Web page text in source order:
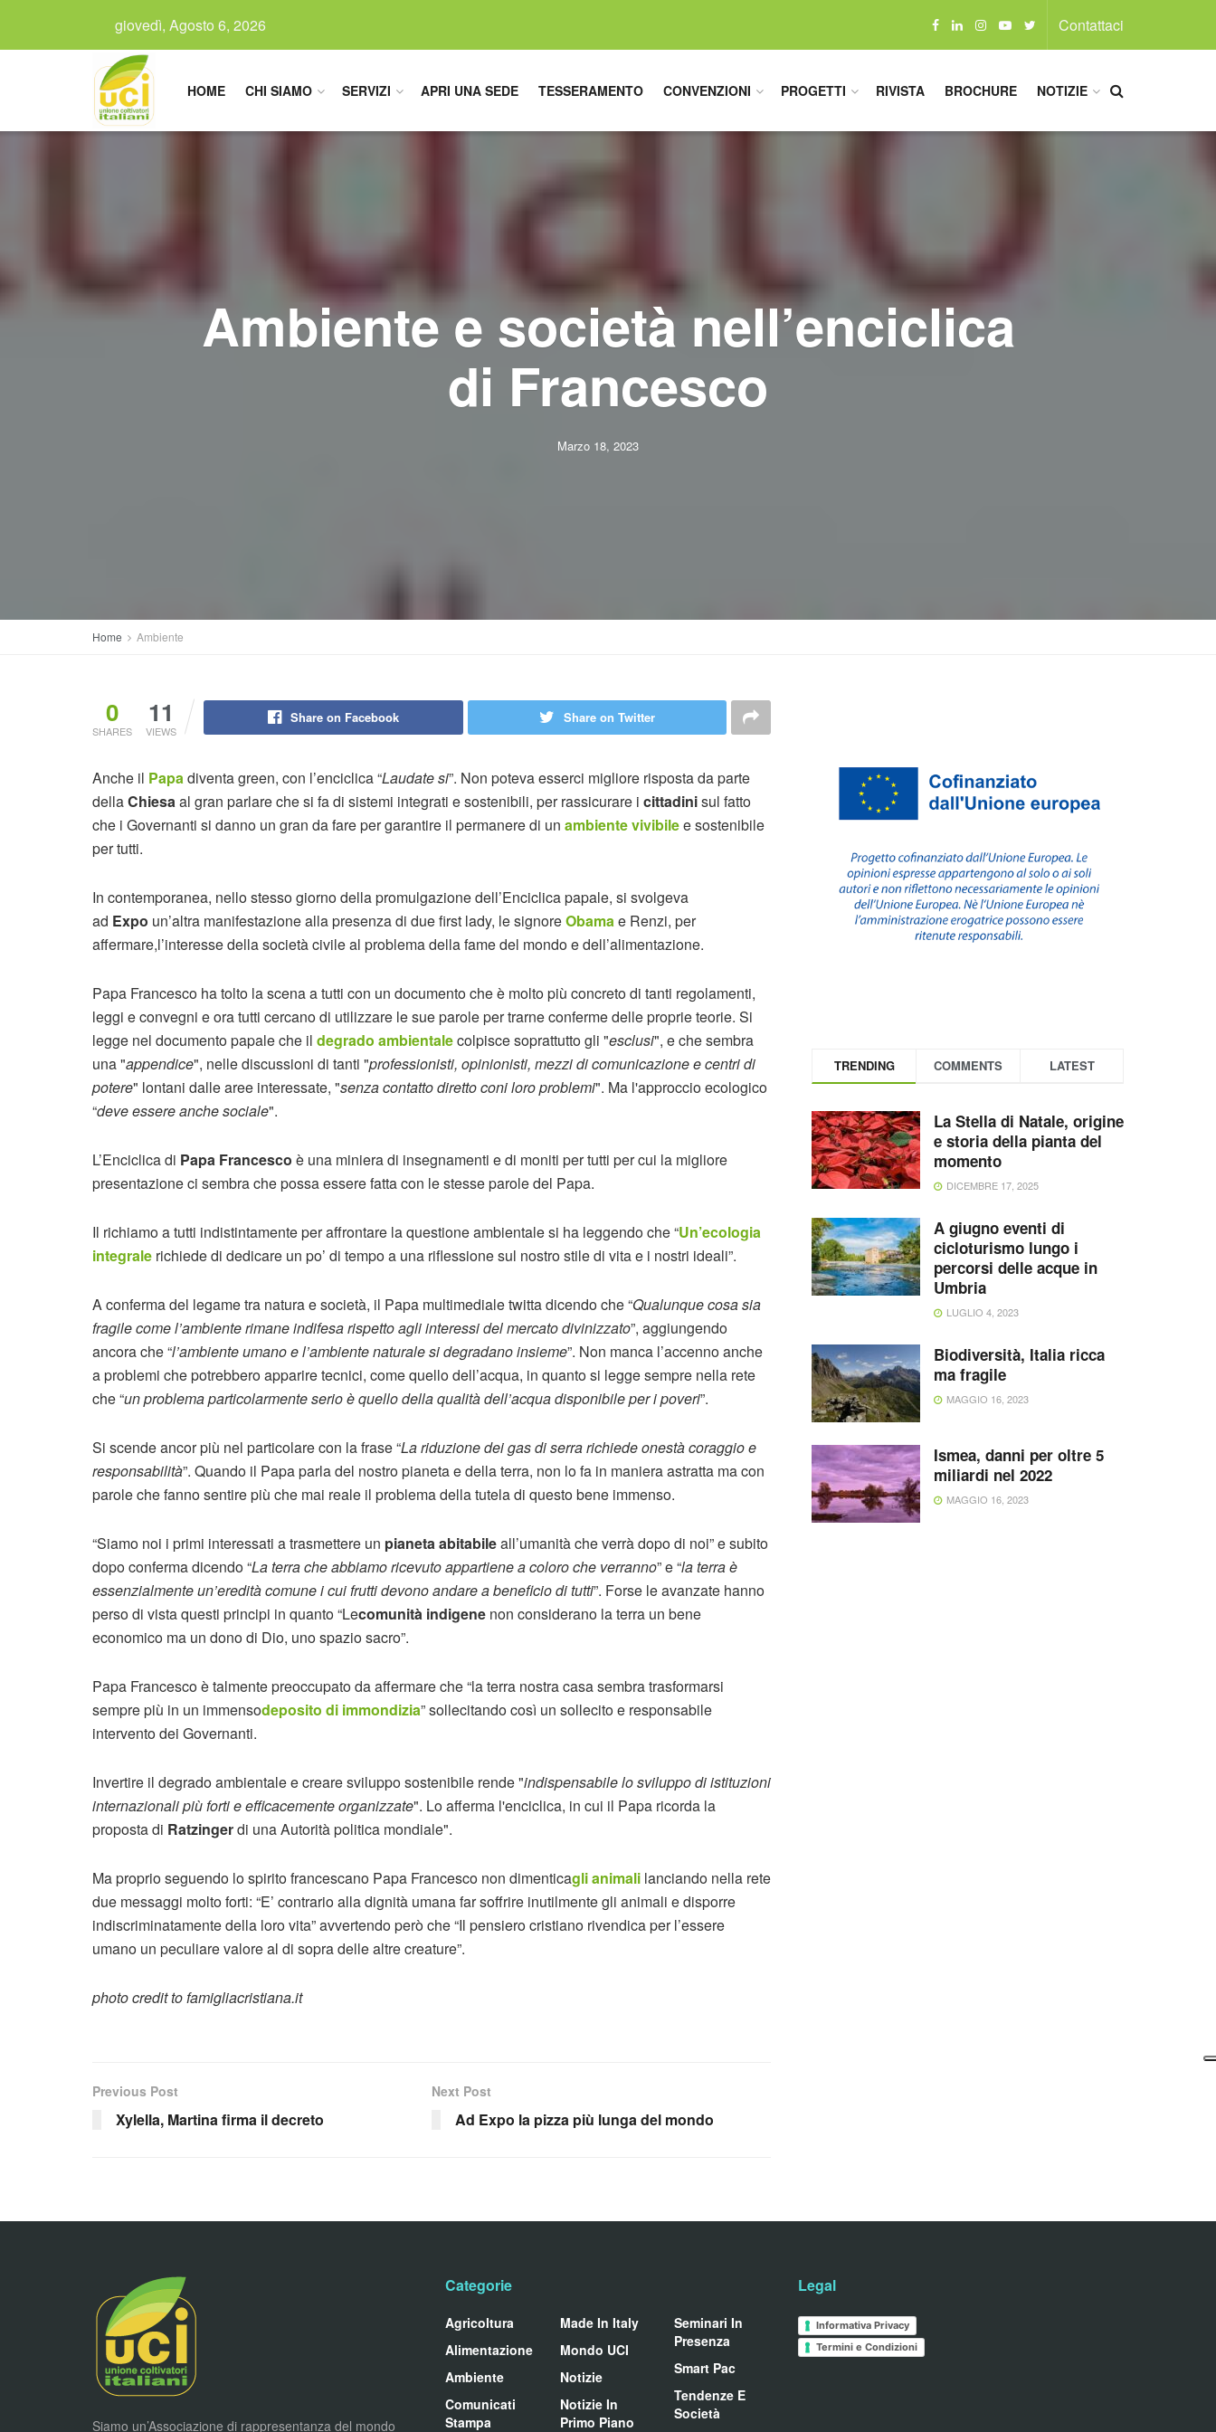
giovedì, Agosto 6, 2026 Contattaci
HOME CHI SIAMO SERVIZI APRI UNA SEDE TESSERAMENTO CONVENZIONI PROGETTI RIVISTA BROCHURE NOTIZIE
Ambiente e società nell’enciclica
di Francesco
Marzo 18, 2023
Home Ambiente
0
SHARES
11
VIEWS
Share on Facebook Share on Twitter
Anche il Papadiventa green, con l’enciclica “Laudate si”. Non poteva esserci migliore risposta da parte
dellaChiesaal gran parlare che si fa di sistemi integrati e sostenibili, per rassicurare i cittadinisul fatto
che i Governanti si danno un gran da fare per garantire il permanere di un ambiente vivibilee sostenibile
per tutti.
In contemporanea, nello stesso giorno della promulgazione dell’Enciclica papale, si svolgeva
ad Expo un’altra manifestazione alla presenza di due first lady, le signoreObamae Renzi, per
affermare,l’interesse della società civile al problema della fame del mondo e dell’alimentazione.
Papa Francesco ha tolto la scena a tutti con un documento che è molto più concreto di tanti regolamenti,
leggi e convegni e ora tutti cercano di utilizzare le sue parole per trarne conferme delle proprie teorie. Si
legge nel documento papale che il degrado ambientalecolpisce soprattutto gli "esclusi", e che sembra
una "appendice", nelle discussioni di tanti "professionisti, opinionisti, mezzi di comunicazione e centri di
potere" lontani dalle aree interessate, "senza contatto diretto coni loro problemi". Ma l'approccio ecologico
“deve essere anche sociale".
L’Enciclica di Papa Francesco è una miniera di insegnamenti e di moniti per tutti per cui la migliore
presentazione ci sembra che possa essere fatta con le stesse parole del Papa.
Il richiamo a tutti indistintamente per affrontare la questione ambientale si ha leggendo che “Un’ecologia
integrale richiede di dedicare un po’ di tempo a una riflessione sul nostro stile di vita e i nostri ideali”.
A conferma del legame tra natura e società, il Papa multimediale twitta dicendo che “Qualunque cosa sia
fragile come l’ambiente rimane indifesa rispetto agli interessi del mercato divinizzato”, aggiungendo
ancora che “l’ambiente umano e l’ambiente naturale si degradano insieme”. Non manca l’accenno anche
a problemi che potrebbero apparire tecnici, come quello dell’acqua, in quanto si legge sempre nella rete
che “un problema particolarmente serio è quello della qualità dell’acqua disponibile per i poveri”.
Si scende ancor più nel particolare con la frase “La riduzione dei gas di serra richiede onestà coraggio e
responsabilità”. Quando il Papa parla del nostro pianeta e della terra, non lo fa in maniera astratta ma con
parole che fanno sentire più che mai reale il problema della tutela di questo bene immenso.
“Siamo noi i primi interessati a trasmettere un pianeta abitabileall’umanità che verrà dopo di noi” e subito
dopo conferma dicendo “La terra che abbiamo ricevuto appartiene a coloro che verranno” e “la terra è
essenzialmente un’eredità comune i cui frutti devono andare a beneficio di tutti”. Forse le avanzate hanno
perso di vista questi principi in quanto “Lecomunità indigene non considerano la terra un bene
economico ma un dono di Dio, uno spazio sacro”.
Papa Francesco è talmente preoccupato da affermare che “la terra nostra casa sembra trasformarsi
sempre più in un immensodeposito di immondizia” sollecitando così un sollecito e responsabile
intervento dei Governanti.
Invertire il degrado ambientale e creare sviluppo sostenibile rende "indispensabile lo sviluppo di istituzioni
internazionali più forti e efficacemente organizzate". Lo afferma l'enciclica, in cui il Papa ricorda la
proposta di Ratzingerdi una Autorità politica mondiale".
Ma proprio seguendo lo spirito francescano Papa Francesco non dimenticagli animali lanciando nella rete
due messaggi molto forti: “E’ contrario alla dignità umana far soffrire inutilmente gli animali e disporre
indiscriminatamente della loro vita” avvertendo però che “Il pensiero cristiano rivendica per l’essere
umano un peculiare valore al di sopra delle altre creature”.
photo credit to famigliacristiana.it
Previous Post
Xylella, Martina firma il decreto
Next Post
Ad Expo la pizza più lunga del mondo
TRENDING COMMENTS LATEST
La Stella di Natale, origine
e storia della pianta del
momento
DICEMBRE 17, 2025
A giugno eventi di
cicloturismo lungo i
percorsi delle acque in
Umbria
LUGLIO 4, 2023
Biodiversità, Italia ricca
ma fragile
MAGGIO 16, 2023
Ismea, danni per oltre 5
miliardi nel 2022
MAGGIO 16, 2023
Siamo un’Associazione di rappresentanza del mondo
Categorie
Agricoltura
Alimentazione
Ambiente
Comunicati
Stampa
Made In Italy
Mondo UCI
Notizie
Notizie In
Primo Piano
Seminari In
Presenza
Smart Pac
Tendenze E
Società
Legal
Informativa Privacy
Termini e Condizioni